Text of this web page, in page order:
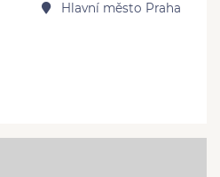
Hlavní město Praha